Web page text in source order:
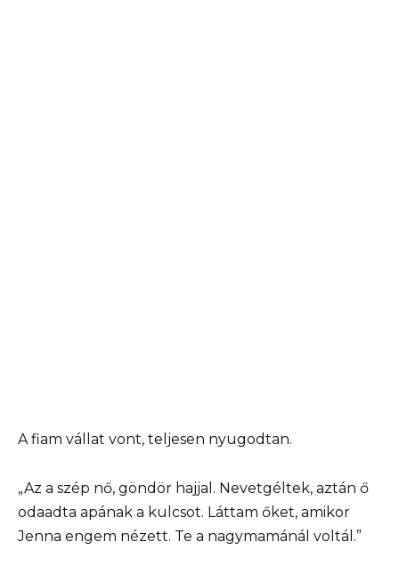
A fiam vállat vont, teljesen nyugodtan.
„Az a szép nő, göndör hajjal. Nevetgéltek, aztán ő
odaadta apának a kulcsot. Láttam őket, amikor
Jenna engem nézett. Te a nagymamánál voltál.”